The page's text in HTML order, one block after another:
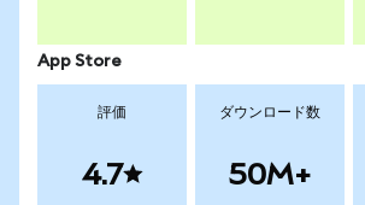
App Store
評価
4.7
ダウンロード数
50M+